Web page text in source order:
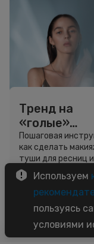
Тренд на
«голые»
ресницы:
выглядеть
свежо, не
используя
Пошаговая
как сделать
туши для ресниц и
звёздный образ
вдохновения.
3 минуты
Используем
пользуясь
условиями